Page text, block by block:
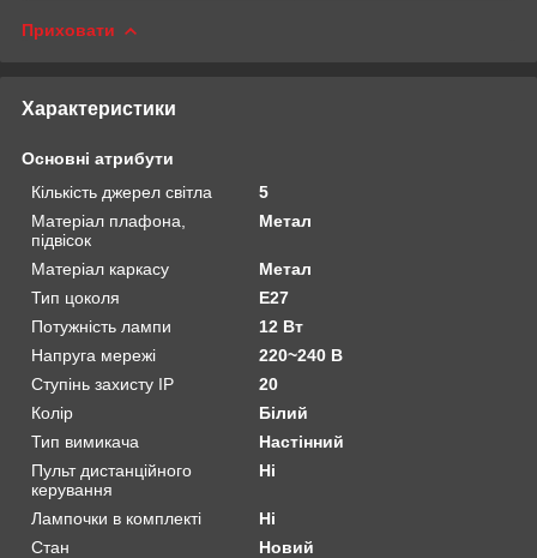
Приховати
Характеристики
Основні атрибути
Кількість джерел світла
5
Матеріал плафона,
підвісок
Метал
Матеріал каркасу
Метал
Тип цоколя
E27
Потужність лампи
12 Вт
Напруга мережі
220~240 В
Ступінь захисту IP
20
Колір
Білий
Тип вимикача
Настінний
Пульт дистанційного
керування
Ні
Лампочки в комплекті
Ні
Стан
Новий